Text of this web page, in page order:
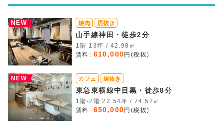
NEW 焼肉 居抜き
山手線神田・徒歩2分
1階 13坪 / 42.98㎡
賃料: 610,000円(税抜)
NEW カフェ 居抜き
東急東横線中目黒・徒歩8分
1階-2階 22.54坪 / 74.52㎡
賃料: 650,000円(税抜)